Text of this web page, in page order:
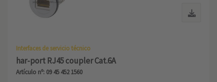
Interfaces de servicio técnico
har-port RJ45 coupler Cat.6A
Artículo nº: 09 45 452 1560